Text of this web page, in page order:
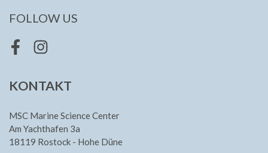
FOLLOW US
FacebookInstagram
KONTAKT
MSC Marine Science Center
Am Yachthafen 3a
18119 Rostock - Hohe Düne